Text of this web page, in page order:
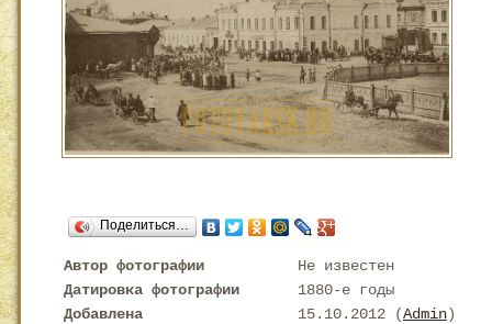
Поделиться…
Автор фотографии
Не известен
Датировка фотографии
1880-е годы
Добавлена
15.10.2012 (Admin)